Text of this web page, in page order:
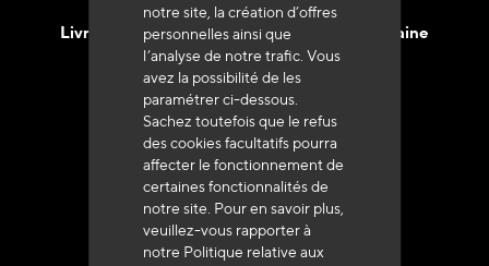
notre site, la création d’offres
personnelles ainsi que
l’analyse de notre trafic. Vous
avez la possibilité de les
paramétrer ci-dessous.
Sachez toutefois que le refus
des cookies facultatifs pourra
affecter le fonctionnement de
certaines fonctionnalités de
notre site. Pour en savoir plus,
veuillez-vous rapporter à
notre Politique relative aux
Livraison en 48h à 72h en France Métropolitaine
Franco de port
à 250 euros*